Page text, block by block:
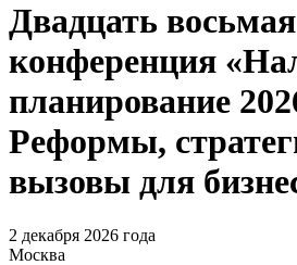
Двадцать восьмая
конференция
планирование
Реформы,
вызовы для
2 декабря 2026 года
Москва